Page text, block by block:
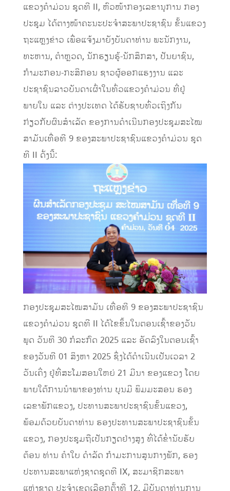
ແຂວງຄຳມ່ວນ ຊຸດທີ II, ຫົວໜ້າກອງເລຂານຸການ ກອງ
ປະຊຸມ ໄດ້ຕາງໜ້າຄະນະປະຈຳສະພາປະຊາຊົນ ຂັ້ນແຂວງ
ຖະແຫຼງຂ່າວ ເພື່ອແຈ້ງມາຍັງບັນດາທ່ານ ພະນັກງານ,
ທະຫານ, ຕຳຫຼວດ, ນັກຮຽນຮູ້-ນັກສຶກສາ, ປັນຍາຊົນ,
ກໍາມະກອນ-ກະສິກອນ ຊາວຜູ້ອອກແຮງງານ ແລະ
ປະຊາຊົນລາວບັນດາເຜົ່າໃນທົ່ວແຂວງຄຳມ່ວນ ທີ່ຢູ່
ພາຍໃນ ແລະ ຕ່າງປະເທດ ໄດ້ຮັບຊາບທົ່ວເຖິງກັນ
ກ່ຽວກັບຜົນສໍາເລັດ ຂອງການດໍາເນີນກອງປະຊຸມສະໄໝ
ສາມັນເທື່ອທີ 9 ຂອງສະພາປະຊາຊົນແຂວງຄຳມ່ວນ ຊຸດ
ທີ II ດັ່ງນີ້:
ກອງປະຊຸມສະໄໝສາມັນ ເທື່ອທີ 9 ຂອງສະພາປະຊາຊົນ
ແຂວງຄຳມ່ວນ ຊຸດທີ II ໄດ້ໄຂຂຶ້ນໃນຕອນເຊົ້າຂອງວັນ
ພຸດ ວັນທີ 30 ກໍລະກົດ 2025 ແລະ ອັດລົງໃນຕອນເຊົ້າ
ຂອງວັນທີ 01 ສິງຫາ 2025 ຊຶ່ງໄດ້ດໍາເນີນເປັນເວລາ 2
ວັນເຄິ່ງ ຢູ່ທີ່ສະໂມສອນໃຫຍ່ 21 ມີນາ ຂອງແຂວງ ໂດຍ
ພາຍໃຕ້ການນໍາພາຂອງທ່ານ ບຸນມີ ພິມມະສອນ ຮອງ
ເລຂາພັກແຂວງ, ປະທານສະພາປະຊາຊົນຂັ້ນແຂວງ,
ພ້ອມດ້ວຍບັນດາທ່ານ ຮອງປະທານສະພາປະຊາຊົນຂັ້ນ
ແຂວງ, ກອງປະຊຸມຖືເປັນກຽດຢ່າງສູງ ທີ່ໄດ້ຂໍ່ານັບຮັບ
ຕ້ອນ ທ່ານ ຄໍາໃບ ດໍາລັດ ກໍາມະການສູນກາງພັກ, ຮອງ
ປະທານສະພາແຫ່ງຊາດຊຸດທີ IX, ສະມາຊິກສະພາ